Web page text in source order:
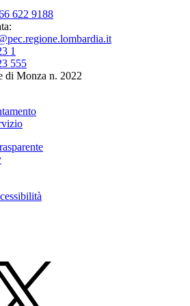
622 9188
1
555
di Monza n. 2022